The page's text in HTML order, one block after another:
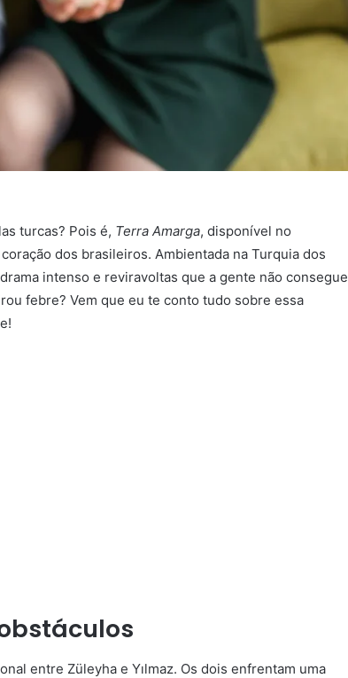
turcas? Pois é, Terra Amarga, disponível no
dos brasileiros. Ambientada na Turquia dos
intenso e reviravoltas que a gente não consegue
febre? Vem que eu te conto tudo sobre essa
entre Züleyha e Yılmaz. Os dois enfrentam uma